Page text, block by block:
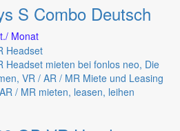
S Combo Deutsch
/ Monat